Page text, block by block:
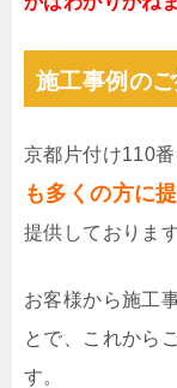
施工事例の
京都片付け110番
も多くの方に
提供しております
お客様から施工
とで、これから
す。